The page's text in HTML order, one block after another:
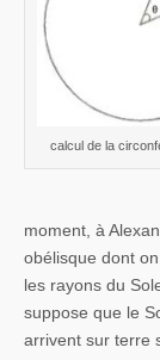
calcul de la
moment, à
obélisque dont
les rayons du
suppose que le
arrivent sur terre